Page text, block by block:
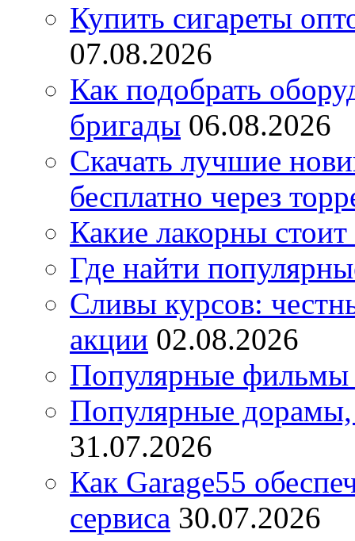
Купить сигареты
07.08.2026
Как подобрать
бригады 06.08.2026
Скачать лучшие
бесплатно через
Какие лакорны стоит
Где найти
Сливы курсов:
акции 02.08.2026
Популярные фильмы
Популярные дорамы,
31.07.2026
Как Garage55
сервиса 30.07.2026